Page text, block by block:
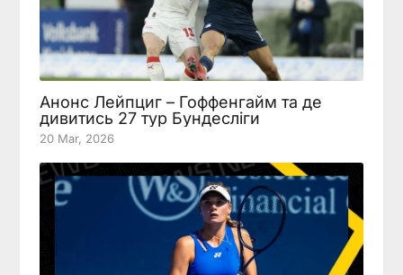
Анонс Лейпциг – Гоффенгайм та де
дивитись 27 тур Бундесліги
20 Mar, 2026